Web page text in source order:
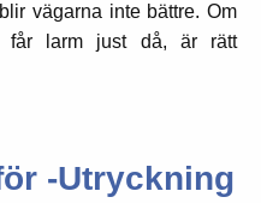
vägarna inte bättre. Om
får larm just då, är rätt
-Utryckning